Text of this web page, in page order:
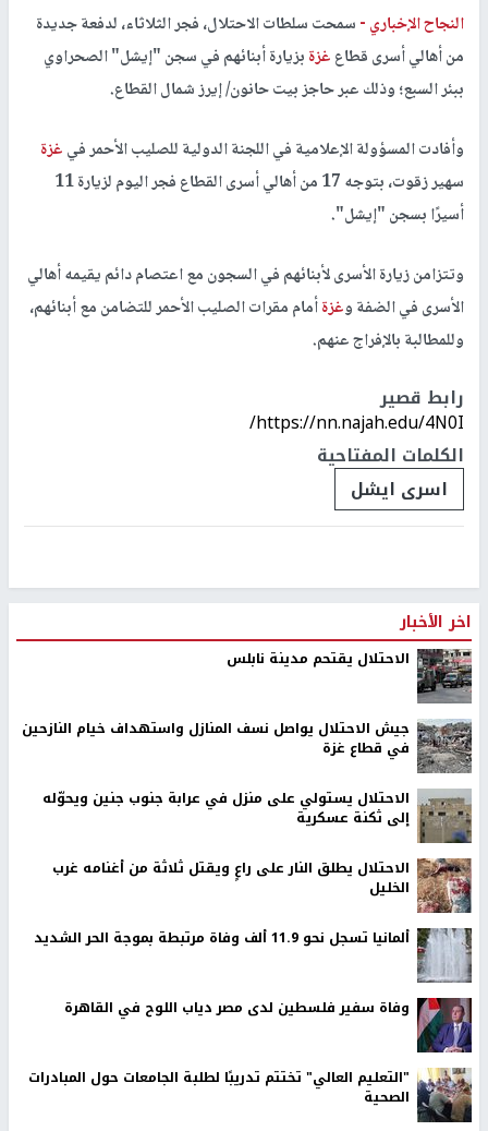
النجاح الإخباري -سمحت سلطات الاحتلال، فجر الثلاثاء، لدفعة جديدة
من أهالي أسرى قطاعغزةبزيارة أبنائهم في سجن "إيشل" الصحراوي
ببئر السبع؛ وذلك عبر حاجز بيت حانون/ إيرز شمال القطاع.
وأفادت المسؤولة الإعلامية في اللجنة الدولية للصليب الأحمر فيغزة
سهير زقوت، بتوجه 17 من أهالي أسرى القطاع فجر اليوم لزيارة 11
أسيرًا بسجن "إيشل".
وتتزامن زيارة الأسرى لأبنائهم في السجون مع اعتصام دائم يقيمه أهالي
الأسرى في الضفة وغزةأمام مقرات الصليب الأحمر للتضامن مع أبنائهم،
وللمطالبة بالإفراج عنهم.
رابط قصير
https://nn.najah.edu/4N0I/
الكلمات المفتاحية
اسرى ايشل
اخر الأخبار
الاحتلال يقتحم مدينة نابلس
جيش الاحتلال يواصل نسف المنازل واستهداف خيام النازحين
في قطاع غزة
الاحتلال يستولي على منزل في عرابة جنوب جنين ويحوّله
إلى ثكنة عسكرية
الاحتلال يطلق النار على راعٍ ويقتل ثلاثة من أغنامه غرب
الخليل
ألمانيا تسجل نحو 11.9 ألف وفاة مرتبطة بموجة الحر الشديد
وفاة سفير فلسطين لدى مصر دياب اللوح في القاهرة
"التعليم العالي" تختتم تدريبًا لطلبة الجامعات حول المبادرات
الصحية